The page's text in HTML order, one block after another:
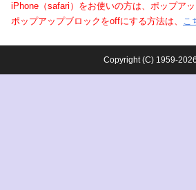
iPhone（safari）をお使いの方は、ポップア
ポップアップブロックをoffにする方法は、 こ
Copyright (C) 1959-